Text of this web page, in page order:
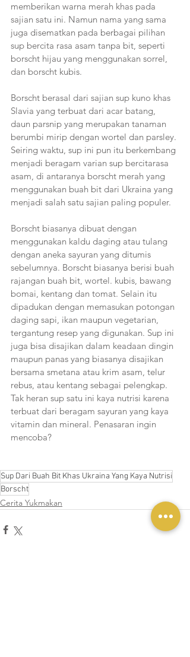
memberikan warna merah khas pada
sajian satu ini. Namun nama yang sama
juga disematkan pada berbagai pilihan
sup bercita rasa asam tanpa bit, seperti
borscht hijau yang menggunakan sorrel,
dan borscht kubis.
Borscht berasal dari sajian sup kuno khas
Slavia yang terbuat dari acar batang,
daun parsnip yang merupakan tanaman
berumbi mirip dengan wortel dan parsley.
Seiring waktu, sup ini pun itu berkembang
menjadi beragam varian sup bercitarasa
asam, di antaranya borscht merah yang
menggunakan buah bit dari Ukraina yang
menjadi salah satu sajian paling populer.
Borscht biasanya dibuat dengan
menggunakan kaldu daging atau tulang
dengan aneka sayuran yang ditumis
sebelumnya. Borscht biasanya berisi buah
rajangan buah bit, wortel. kubis, bawang
bomai, kentang dan tomat. Selain itu
dipadukan dengan memasukan potongan
daging sapi, ikan maupun vegetarian,
tergantung resep yang digunakan. Sup ini
juga bisa disajikan dalam keadaan dingin
maupun panas yang biasanya disajikan
bersama smetana atau krim asam, telur
rebus, atau kentang sebagai pelengkap.
Tak heran sup satu ini kaya nutrisi karena
terbuat dari beragam sayuran yang kaya
vitamin dan mineral. Penasaran ingin
mencoba?
Sup Dari Buah Bit Khas Ukraina Yang Kaya Nutrisi
Borscht
Cerita Yukmakan